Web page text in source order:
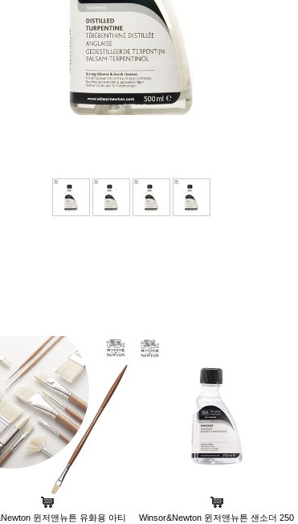
윈저앤뉴튼 유화용 아티
Winsor&Newton 윈저앤뉴튼 샌소더 250